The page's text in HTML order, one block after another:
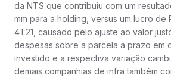
da NTS que contribuiu com um
mm para a holding, versus um lucro de
4T21, causado pelo ajuste ao valor
despesas sobre a parcela a prazo em
investido e a respectiva variação
demais companhias de infra também